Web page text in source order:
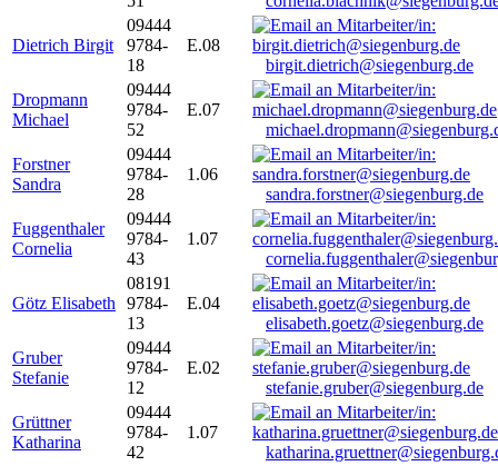
Dietrich Birgit
09444
9784-
18
E.08
birgit.dietrich@siegenburg.de
Dropmann
Michael
09444
9784-
52
E.07
Forstner
Sandra
09444
9784-
28
1.06
sandra.forstner@siegenburg.de
Fuggenthaler
Cornelia
09444
9784-
43
1.07
Götz Elisabeth
08191
9784-
13
E.04
elisabeth.goetz@siegenburg.de
Gruber
Stefanie
09444
9784-
12
E.02
stefanie.gruber@siegenburg.de
Grüttner
Katharina
09444
9784-
42
1.07